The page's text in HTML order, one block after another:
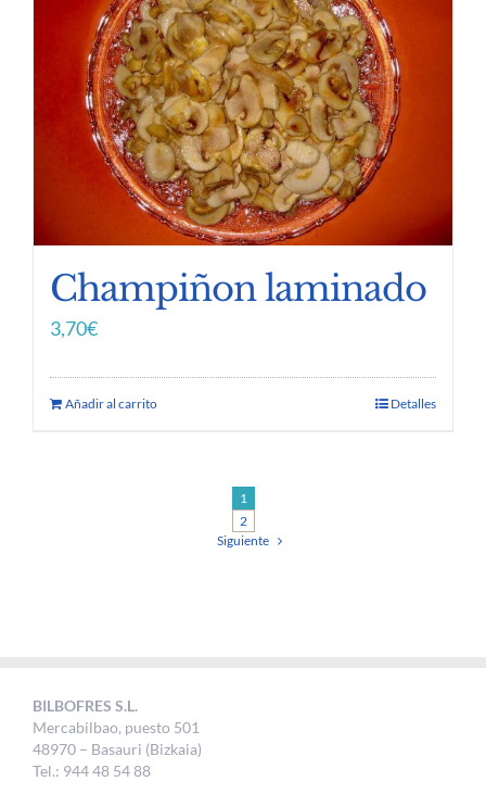
Champiñon laminado
3,70€
Añadir al carrito Detalles
1
2
Siguiente
BILBOFRES S.L.
Mercabilbao, puesto 501
48970 – Basauri (Bizkaia)
Tel.: 944 48 54 88